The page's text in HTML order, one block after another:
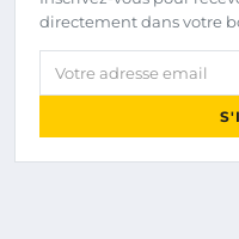
directement dans votre
Votre adresse email